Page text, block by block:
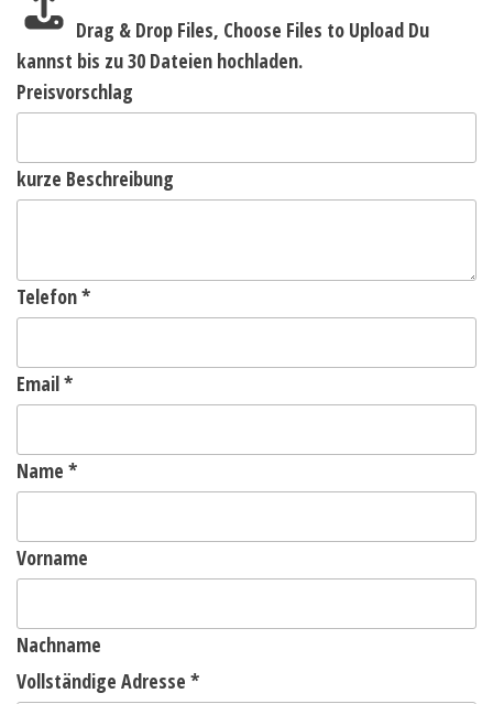
Drag & Drop Files, Choose Files to Upload Du
kannst bis zu 30 Dateien hochladen.
Preisvorschlag
kurze Beschreibung
Telefon*
Email*
Name *
Vorname
Nachname
Vollständige Adresse *